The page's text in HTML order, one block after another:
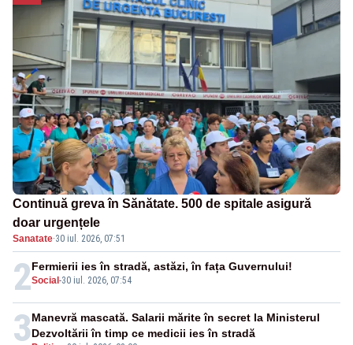
Continuă greva în Sănătate. 500 de spitale asigură
doar urgențele
Sanatate·30 iul. 2026, 07:51
2Social -30 iul. 2026, 07:54
Fermierii ies în stradă, astăzi, în fața Guvernului!
3Manevră mascată. Salarii mărite în secret la Ministerul
Dezvoltării în timp ce medicii ies în stradă